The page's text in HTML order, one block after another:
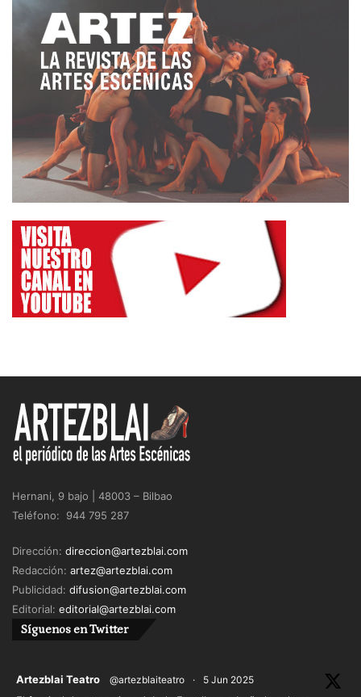
Hernani, 9 bajo | 48003 – Bilbao
Teléfono: 944 795 287
Dirección: direccion@artezblai.com
Redacción: artez@artezblai.com
Publicidad: difusion@artezblai.com
Editorial: editorial@artezblai.com
Síguenos en Twitter
Artezblai Teatro @artezblaiteatro · 5 Jun 2025